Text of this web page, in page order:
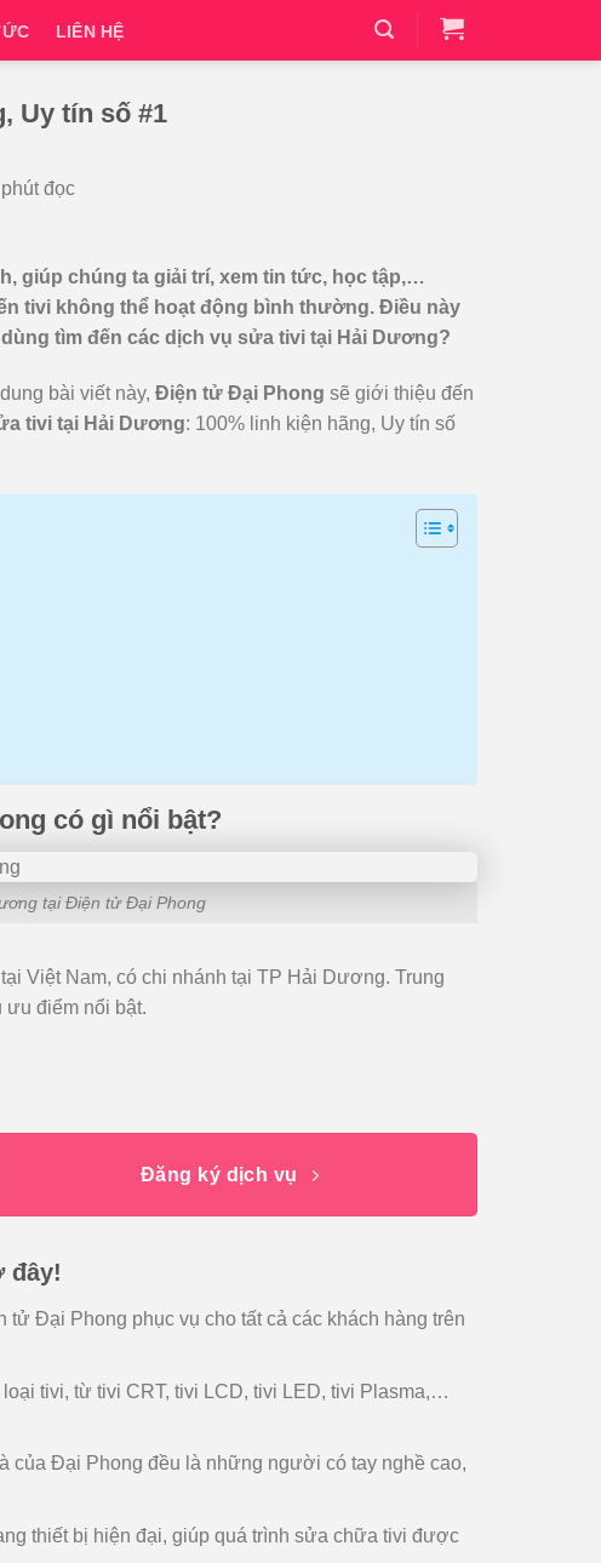
LIÊN HỆ
Uy tín số #1
đọc
giúp chúng ta giải trí, xem tin tức, học tập,…
tivi không thể hoạt động bình thường. Điều này
tìm đến các dịch vụ sửa tivi tại Hải Dương?
bài viết này, Điện tử Đại Phong sẽ giới thiệu đến
tivi tại Hải Dương: 100% linh kiện hãng, Uy tín số
có gì nổi bật?
tại Điện tử Đại Phong
Việt Nam, có chi nhánh tại TP Hải Dương. Trung
ưu điểm nổi bật.
Đăng ký dịch vụ
đây!
Đại Phong phục vụ cho tất cả các khách hàng trên
tivi, từ tivi CRT, tivi LCD, tivi LED, tivi Plasma,…
của Đại Phong đều là những người có tay nghề cao,
thiết bị hiện đại, giúp quá trình sửa chữa tivi được